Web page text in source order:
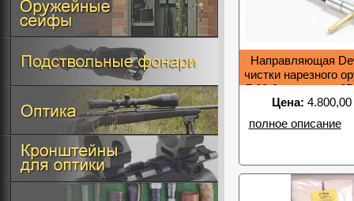
Направляющая
чистки нарезного
7,62-8 мм, длина
3
Цена:
полное описание